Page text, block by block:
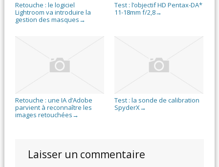
Retouche : le logiciel
Lightroom va introduire la
gestion des masques →
Test : l’objectif HD Pentax-DA*
11-18mm f/2,8→
Retouche : une IA d’Adobe
parvient à reconnaître les
images retouchées →
Test : la sonde de calibration
SpyderX→
Laisser un commentaire